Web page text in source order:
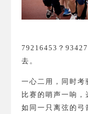
79216453 ？
去。
一心二用，同时考
比赛的哨声一响
如同一只离弦的弓